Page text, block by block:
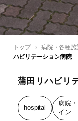
トップ › 病院・各種
ハビリテーション病院
蒲田リハビリ
hospital
病院
イン